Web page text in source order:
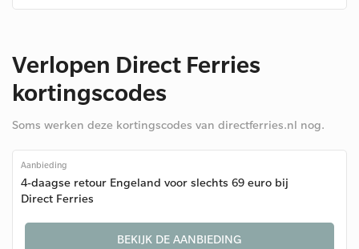
Verlopen Direct Ferries
kortingscodes
Soms werken deze kortingscodes van directferries.nl nog.
Aanbieding
4-daagse retour Engeland voor slechts 69 euro bij
Direct Ferries
BEKIJK DE AANBIEDING